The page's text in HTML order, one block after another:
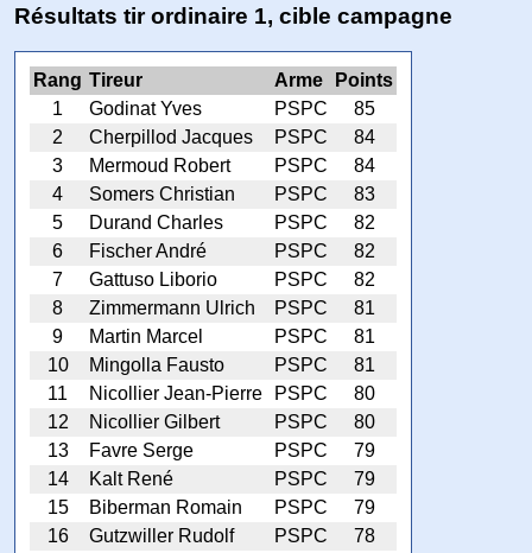
Résultats tir ordinaire 1, cible campagne
Rang Tireur Arme
Points
1
Godinat Yves PSPC
85
2
Cherpillod Jacques PSPC
84
3
Mermoud Robert PSPC
84
4
Somers Christian PSPC
83
5
Durand Charles PSPC
82
6
Fischer André PSPC
82
7
Gattuso Liborio PSPC
82
8
Zimmermann Ulrich PSPC
81
9
Martin Marcel PSPC
81
10
Mingolla Fausto PSPC
81
11
Nicollier Jean-Pierre PSPC
80
12
Nicollier Gilbert PSPC
80
13
Favre Serge PSPC
79
14
Kalt René PSPC
79
15
Biberman Romain PSPC
79
16
Gutzwiller Rudolf PSPC
78